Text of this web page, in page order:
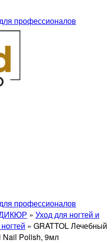
профессионалов
профессионалов
» Уход для ногтей и
» GRATTOL Лечебный
Nail Polish, 9мл